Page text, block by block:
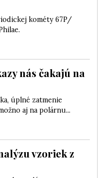
kométy 67P/
nás čakajú na
úplné zatmenie
aj na polárnu...
vzoriek z